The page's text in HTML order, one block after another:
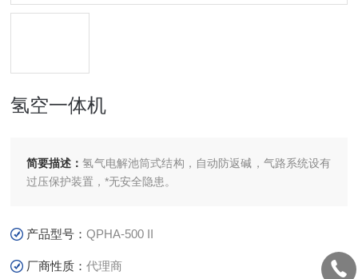
氢空一体机
简要描述：氢气电解池筒式结构，自动防返碱，气路系统设有
过压保护装置，*无安全隐患。
产品型号：QPHA-500 II
厂商性质：代理商